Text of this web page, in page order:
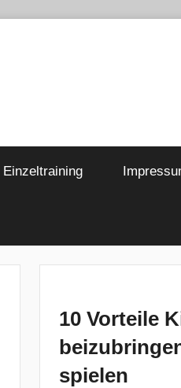
Einzeltraining
10 Vorteile
spielen